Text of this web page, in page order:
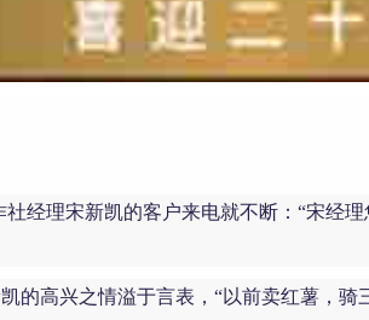
经理宋新凯的客户来电就不断：“宋经
的高兴之情溢于言表，“以前卖红薯，